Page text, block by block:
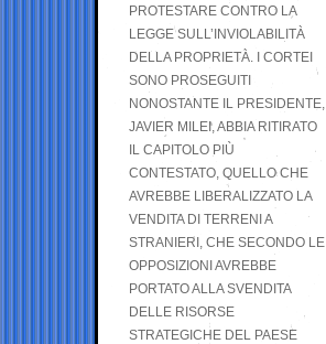
PROTESTARE CONTRO LA
LEGGE SULL’INVIOLABILITÀ
DELLA PROPRIETÀ. I CORTEI
SONO PROSEGUITI
NONOSTANTE IL PRESIDENTE,
JAVIER MILEI, ABBIA RITIRATO
IL CAPITOLO PIÙ
CONTESTATO, QUELLO CHE
AVREBBE LIBERALIZZATO LA
VENDITA DI TERRENI A
STRANIERI, CHE SECONDO LE
OPPOSIZIONI AVREBBE
PORTATO ALLA SVENDITA
DELLE RISORSE
STRATEGICHE DEL PAESE